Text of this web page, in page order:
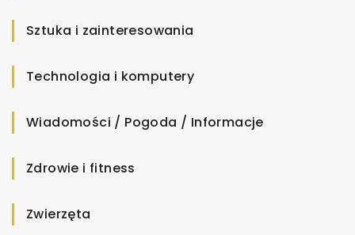
Sztuka i zainteresowania
Technologia i komputery
Wiadomości / Pogoda / Informacje
Zdrowie i fitness
Zwierzęta